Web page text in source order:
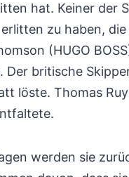
hat. Keiner der
zu haben, die
(HUGO
Der britische
löste. Thomas
werden sie